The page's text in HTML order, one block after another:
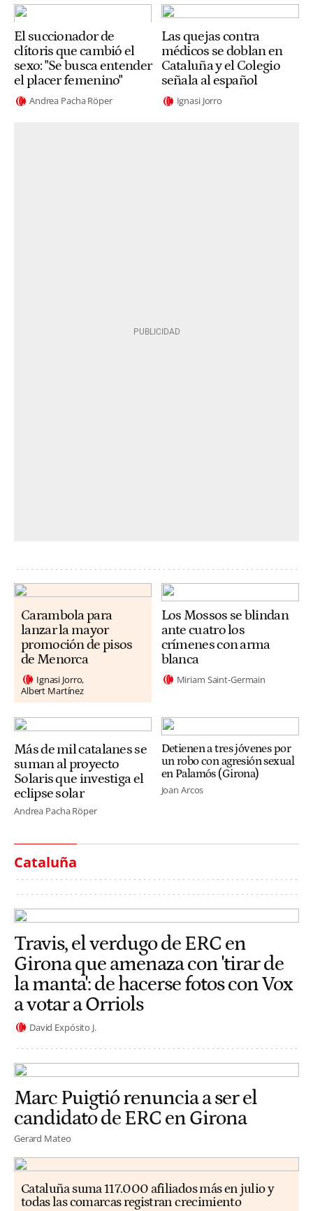
El succionador de
clítoris que cambió el
sexo: "Se busca entender
el placer femenino"
Andrea Pacha Röper
Las quejas contra
médicos se doblan en
Cataluña y el Colegio
señala al español
Ignasi Jorro
Carambola para
lanzar la mayor
promoción de pisos
de Menorca
Ignasi Jorro
Albert Martínez
Los Mossos se blindan
ante cuatro los
crímenes con arma
blanca
Miriam Saint-Germain
Más de mil catalanes se
suman al proyecto
Solaris que investiga el
eclipse solar
Andrea Pacha Röper
Detienen a tres jóvenes por
un robo con agresión sexual
en Palamós (Girona)
Joan Arcos
Cataluña
Travis, el verdugo de ERC en
Girona que amenaza con 'tirar de
la manta': de hacerse fotos con Vox
a votar a Orriols
David Expósito J.
Marc Puigtió renuncia a ser el
candidato de ERC en Girona
Gerard Mateo
Cataluña suma 117.000 afiliados más en julio y
todas las comarcas registran crecimiento